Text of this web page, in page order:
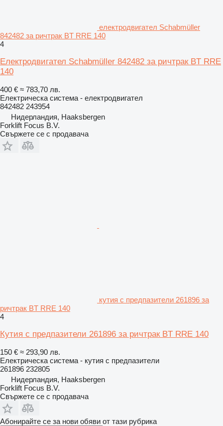
електродвигател Schabmüller
842482 за ричтрак BT RRE 140
4
Електродвигател Schabmüller 842482 за ричтрак BT RRE
140
400 € ≈ 783,70 лв.
Електрическа система - електродвигател
842482 243954
Нидерландия, Haaksbergen
Forklift Focus B.V.
Свържете се с продавача
кутия с предпазители 261896 за
ричтрак BT RRE 140
4
Кутия с предпазители 261896 за ричтрак BT RRE 140
150 € ≈ 293,90 лв.
Електрическа система - кутия с предпазители
261896 232805
Нидерландия, Haaksbergen
Forklift Focus B.V.
Свържете се с продавача
Абонирайте се за нови обяви от тази рубрика